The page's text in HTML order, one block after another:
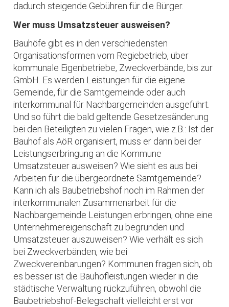
dadurch steigende Gebühren für die Bürger.
Wer muss Umsatzsteuer ausweisen?
Bauhöfe gibt es in den verschiedensten
Organisationsformen vom Regiebetrieb, über
kommunale Eigenbetriebe, Zweckverbände, bis zur
GmbH. Es werden Leistungen für die eigene
Gemeinde, für die Samtgemeinde oder auch
interkommunal für Nachbargemeinden ausgeführt.
Und so führt die bald geltende Gesetzesänderung
bei den Beteiligten zu vielen Fragen, wie z.B.: Ist der
Bauhof als AöR organisiert, muss er dann bei der
Leistungserbringung an die Kommune
Umsatzsteuer ausweisen? Wie sieht es aus bei
Arbeiten für die übergeordnete Samtgemeinde?
Kann ich als Baubetriebshof noch im Rahmen der
interkommunalen Zusammenarbeit für die
Nachbargemeinde Leistungen erbringen, ohne eine
Unternehmereigenschaft zu begründen und
Umsatzsteuer auszuweisen? Wie verhält es sich
bei Zweckverbänden, wie bei
Zweckvereinbarungen? Kommunen fragen sich, ob
es besser ist die Bauhofleistungen wieder in die
städtische Verwaltung rückzuführen, obwohl die
Baubetriebshof-Belegschaft vielleicht erst vor